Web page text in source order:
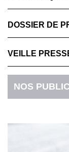
DOSSIER DE
VEILLE
NOS